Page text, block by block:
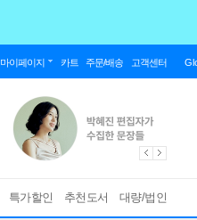
마이페이지 카트 주문/배송 고객센터
특가할인 추천도서 대량/법인